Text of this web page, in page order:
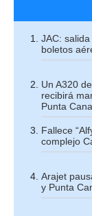
JAC:
boletos
Un A320
recibirá
Punta Cana
Fallece
complejo
Arajet
y Punta